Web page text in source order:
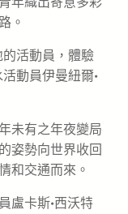
。
活動員，體驗
動員伊曼紐爾·
未有之年夜變局
姿勢向世界收回
和交通而來。
盧卡斯·西沃特